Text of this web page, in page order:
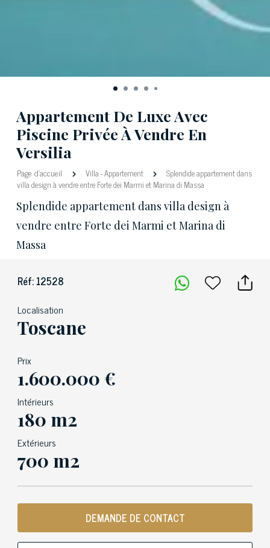
Appartement De Luxe Avec
Piscine Privée À Vendre En
Versilia
Page d'accueil Villa-Appartement
Splendide appartement dans
villa design à vendre entre Forte dei Marmi et Marina di Massa
Splendide appartement dans villa design à
vendre entre Forte dei Marmi et Marina di
Massa
Réf: 12528
Localisation
Toscane
Prix
1.600.000 €
Intérieurs
180 m2
Extérieurs
700 m2
DEMANDE DE CONTACT